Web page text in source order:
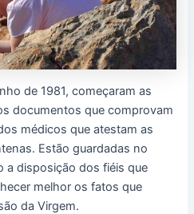
de 1981, começaram as
documentos que comprovam
médicos que atestam as
Estão guardadas no
a disposição dos fiéis que
melhor os fatos que
da Virgem.